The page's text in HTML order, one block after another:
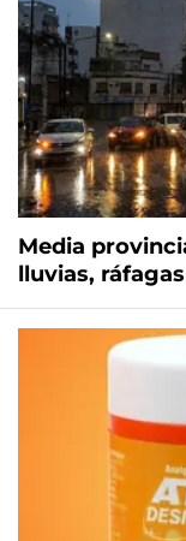
Media
lluvias,